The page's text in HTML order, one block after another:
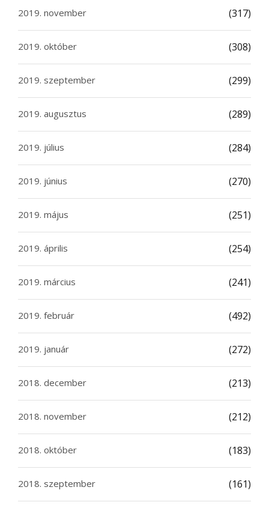
2019. november (317)
2019. október (308)
2019. szeptember (299)
2019. augusztus (289)
2019. július (284)
2019. június (270)
2019. május (251)
2019. április (254)
2019. március (241)
2019. február (492)
2019. január (272)
2018. december (213)
2018. november (212)
2018. október (183)
2018. szeptember (161)